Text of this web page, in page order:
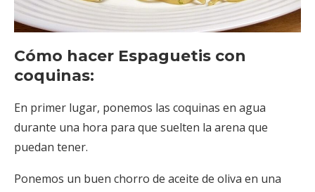
Cómo hacer Espaguetis con
coquinas:
En primer lugar, ponemos las coquinas en agua
durante una hora para que suelten la arena que
puedan tener.
Ponemos un buen chorro de aceite de oliva en una